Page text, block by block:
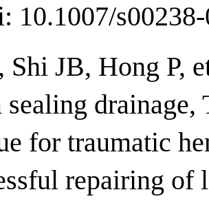
10.1007/
Shi JB, Hong P,
sealing
for traumatic
repairing of